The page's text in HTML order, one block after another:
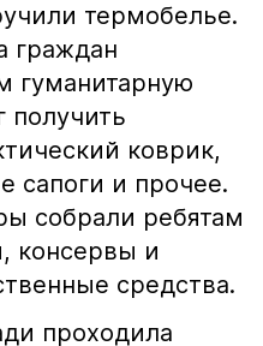
термобелье.
граждан
гуманитарную
коврик,
сапоги и прочее.
собрали ребятам
консервы и
средства.
проходила